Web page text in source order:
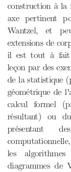
construction à la
axe pertinent
Wantzel, et
extensions de
il est tout à fait
leçon par des
de la statistique
géométrique de
calcul formel
résultant) ou
présentant
les
diagrammes de